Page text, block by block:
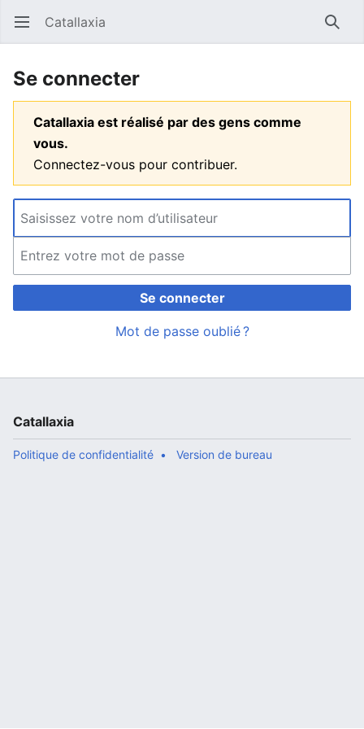
Ouvrir le menu principal Catallaxia
Se connecter
Catallaxia est réalisé par des gens comme
vous.
Connectez-vous pour contribuer.
Se connecter
Mot de passe oublié ?
Catallaxia
Politique de confidentialité Version de bureau